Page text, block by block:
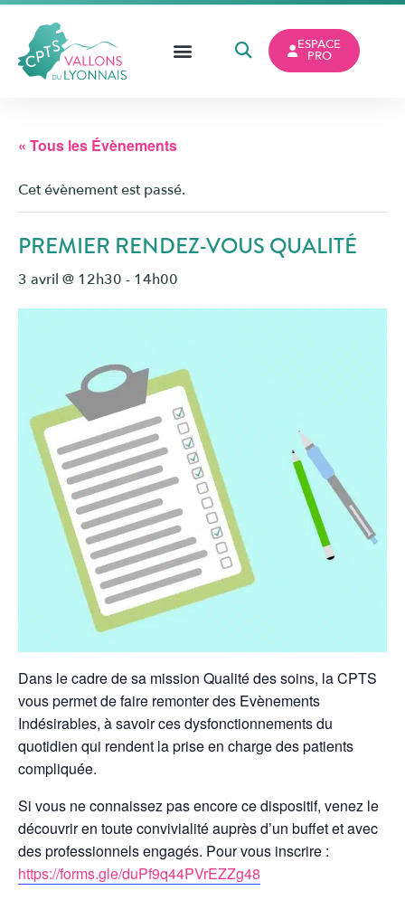
ESPACE
PRO
« Tous les Évènements
Cet évènement est passé.
PREMIER RENDEZ-VOUS QUALITÉ
3 avril @ 12h30 - 14h00
Dans le cadre de sa mission Qualité des soins, la CPTS
vous permet de faire remonter des Evènements
Indésirables, à savoir ces dysfonctionnements du
quotidien qui rendent la prise en charge des patients
compliquée.
Si vous ne connaissez pas encore ce dispositif, venez le
découvrir en toute convivialité auprès d’un buffet et avec
des professionnels engagés. Pour vous inscrire :
https://forms.gle/duPf9q44PVrEZZg48